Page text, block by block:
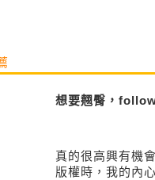
想要翹臀，
真的很高興有機
版權時，我的內